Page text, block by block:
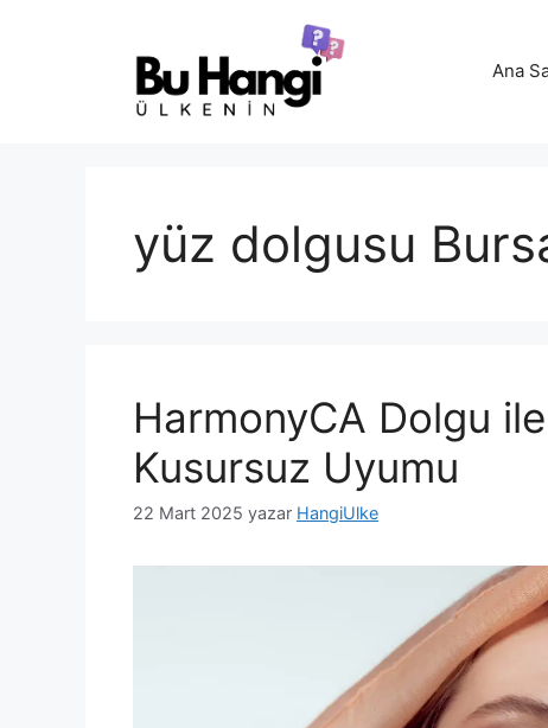
Ana
yüz dolgusu
HarmonyCA Dolgu
Kusursuz Uyumu
22 Mart 2025 yazar HangiUlke